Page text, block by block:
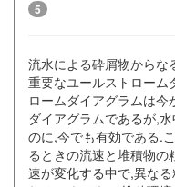
5
流水による砕屑物からな
重要なユールストローム
ロームダイアグラムは
ダイアグラムであるが,
のに,今でも有効である.
るときの流速と堆積物
速が変化する中で,異な